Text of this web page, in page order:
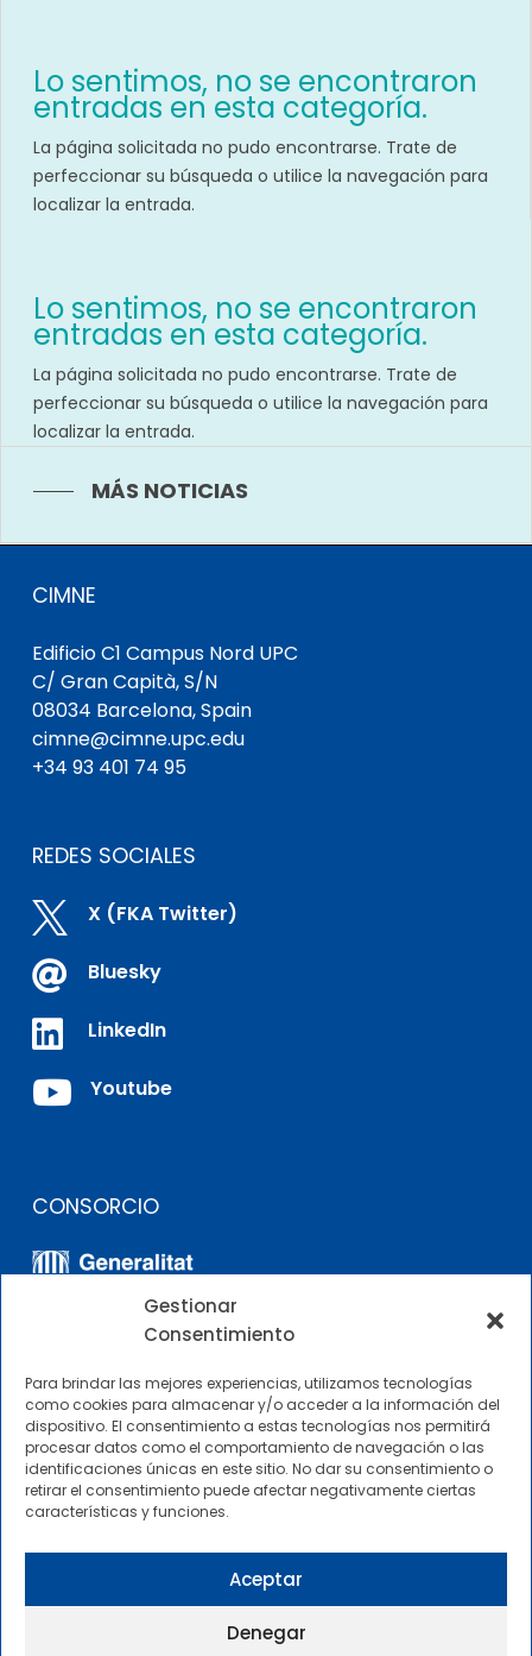
Gestionar
Consentimiento
Para brindar las mejores experiencias, utilizamos tecnologías
como cookies para almacenar y/o acceder a la información del
dispositivo. El consentimiento a estas tecnologías nos permitirá
procesar datos como el comportamiento de navegación o las
identificaciones únicas en este sitio. No dar su consentimiento o
retirar el consentimiento puede afectar negativamente ciertas
características y funciones.
Aceptar
Denegar
Lo sentimos, no se encontraron
entradas en esta categoría.
La página solicitada no pudo encontrarse. Trate de
perfeccionar su búsqueda o utilice la navegación para
localizar la entrada.
Lo sentimos, no se encontraron
entradas en esta categoría.
La página solicitada no pudo encontrarse. Trate de
perfeccionar su búsqueda o utilice la navegación para
localizar la entrada.
MÁS NOTICIAS
CIMNE
Edificio C1 Campus Nord UPC
C/ Gran Capità, S/N
08034 Barcelona, Spain
cimne@cimne.upc.edu
+34 93 401 74 95
REDES SOCIALES
 X (FKA Twitter)
 Bluesky
 LinkedIn
 Youtube
CONSORCIO
OTROS ENLACES
Perfil del contratante